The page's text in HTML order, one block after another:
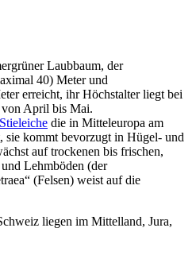
Laubbaum, der
40) Meter und
erreicht, ihr Höchstalter liegt bei
von April bis Mai.
Stieleiche die in Mitteleuropa am
sie kommt bevorzugt in Hügel- und
auf trockenen bis frischen,
Lehmböden (der
“ (Felsen) weist auf die
liegen im Mittelland, Jura,